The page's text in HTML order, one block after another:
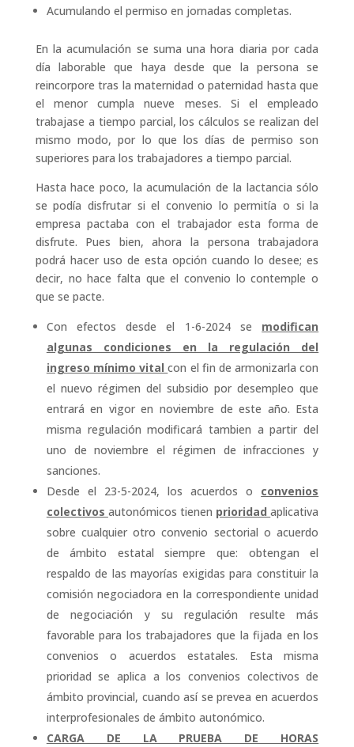
Acumulando el permiso en jornadas completas.
En la acumulación se suma una hora diaria por cada
día laborable que haya desde que la persona se
reincorpore tras la maternidad o paternidad hasta que
el menor cumpla nueve meses. Si el empleado
trabajase a tiempo parcial, los cálculos se realizan del
mismo modo, por lo que los días de permiso son
superiores para los trabajadores a tiempo parcial.
Hasta hace poco, la acumulación de la lactancia sólo
se podía disfrutar si el convenio lo permitía o si la
empresa pactaba con el trabajador esta forma de
disfrute. Pues bien, ahora la persona trabajadora
podrá hacer uso de esta opción cuando lo desee; es
decir, no hace falta que el convenio lo contemple o
que se pacte.
Con efectos desde el 1-6-2024 se modifican
algunas condiciones en la regulación del
ingreso mínimo vitalcon el fin de armonizarla con
el nuevo régimen del subsidio por desempleo que
entrará en vigor en noviembre de este año. Esta
misma regulación modificará tambien a partir del
uno de noviembre el régimen de infracciones y
sanciones.
Desde el 23-5-2024, los acuerdos o convenios
colectivos autonómicos tienen prioridadaplicativa
sobre cualquier otro convenio sectorial o acuerdo
de ámbito estatal siempre que: obtengan el
respaldo de las mayorías exigidas para constituir la
comisión negociadora en la correspondiente unidad
de negociación y su regulación resulte más
favorable para los trabajadores que la fijada en los
convenios o acuerdos estatales. Esta misma
prioridad se aplica a los convenios colectivos de
ámbito provincial, cuando así se prevea en acuerdos
interprofesionales de ámbito autonómico.
CARGA DE LA PRUEBA DE HORAS